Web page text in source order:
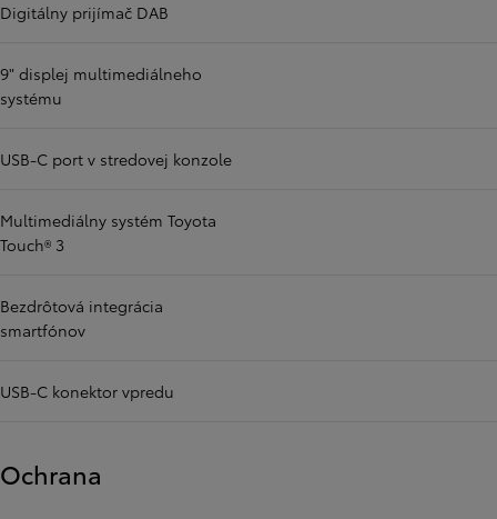
Digitálny prijímač DAB
9" displej multimediálneho
systému
USB-C port v stredovej konzole
Multimediálny systém Toyota
Touch® 3
Bezdrôtová integrácia
smartfónov
USB-C konektor vpredu
Ochrana